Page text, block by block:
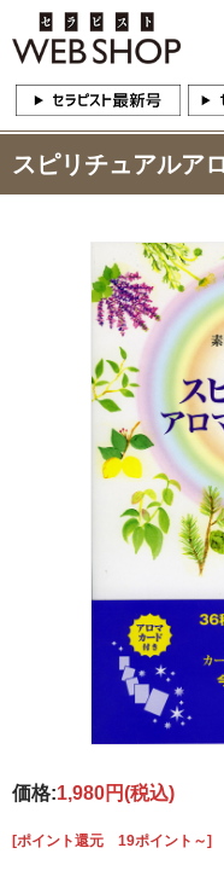
スピリチュアルア
価格:1,980円(税込)
[ポイント還元 19ポイント～]